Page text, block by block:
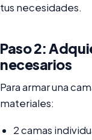
tus necesidades.
Paso 2:
necesarios
Para armar una
materiales:
2 camas